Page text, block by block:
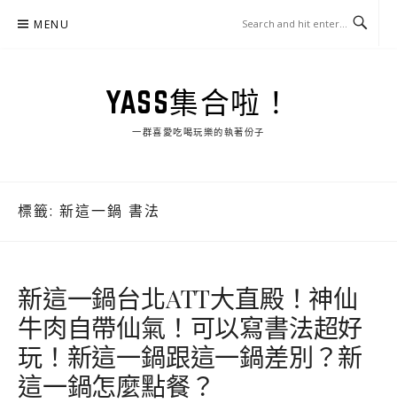
MENU
YASS集合啦！
一群喜愛吃喝玩樂的執著份子
標籤: 新這一鍋 書法
新這一鍋台北ATT大直殿！神仙
牛肉自帶仙氣！可以寫書法超好
玩！新這一鍋跟這一鍋差別？新
這一鍋怎麼點餐？